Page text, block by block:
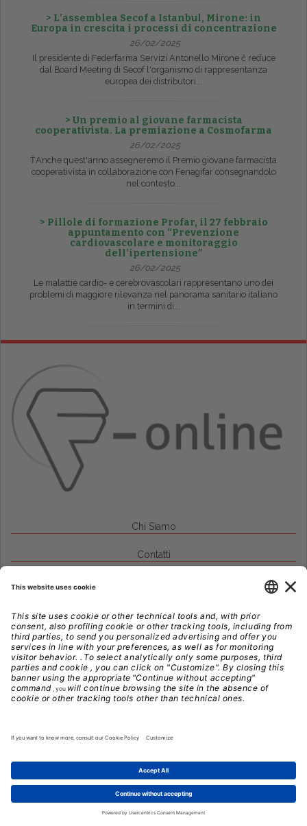
> L’assemblea Secof a Istanbul, Mirone: in
Europa in crescita i processi di concentrazione
26/02/2025
Il presidente di Federfarma Servizi Antonello Mirone č reduce
dal Board Meeting di Secof l'organismo di rappresentanza
europea dei distributori...
> Un premio al giovane farmacista
cooperativista. La premiazione a Cosmofarma
26/02/2025
ŤAnche quest'anno assegneremo il Premio giovane farmacista
cooperativista in collaborazione con Fenagifar consegnandolo
nel contesto...
> Pillole di formazione Profar, il 27 febbraio
appuntamento con “Prevenzione
cardiovascolare e monitoraggio
dell’ipertensione”
26/02/2025
Le malattie cardio- e cerebrovascolari rappresentano uno dei
problemi di maggiore rilevanza nel panorama sanitario italiano
in termini di...
Chi Siamo
Contatti
Note Legali
Privacy
Gestione Cookie